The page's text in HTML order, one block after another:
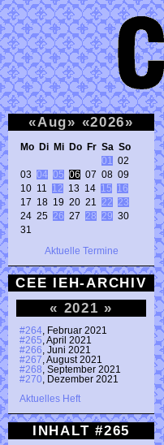
«Aug» «2026»
Mo Di Mi Do Fr Sa So
01
02
03 04 05 06 07 08 09
10 11 12 13 14 15
16
17 18 19 20 21 22
23
24 25 26 27 28 29 30
31
Aktuelle Termine
CEE IEH-ARCHIV
« 2021 »
#264 , Februar 2021
#265 , April 2021
#266 , Juni 2021
#267 , August 2021
#268 , September 2021
#270 , Dezember 2021
Aktuelles Heft
INHALT #265